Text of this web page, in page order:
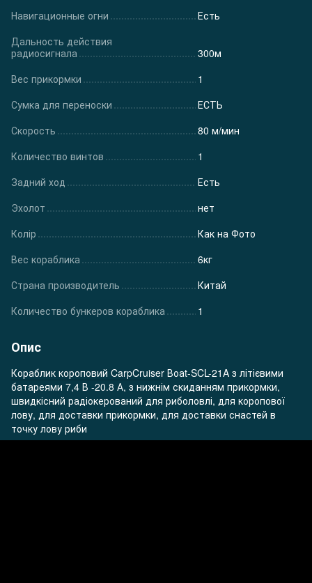
Навигационные огни
Есть
Дальность действия
радиосигнала
300м
Вес прикормки
1
Сумка для переноски
ЕСТЬ
Скорость
80 м/мин
Количество винтов
1
Задний ход
Есть
Эхолот
нет
Колір
Как на Фото
Вес кораблика
6кг
Страна производитель
Китай
Количество бункеров кораблика
1
Опис
Кораблик короповий CarpCruiser Воаt-SCL-21A з літієвими
батареями 7,4 В -20.8 А, з нижнім скиданням прикормки,
швидкісний радіокерований для риболовлі, для коропової
лову, для доставки прикормки, для доставки снастей в
точку лову риби